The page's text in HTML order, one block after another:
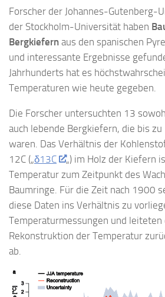
Forscher der Johannes-Gutenberg-
der Stockholm-Universität haben
Bergkiefern aus den spanischen
und interessante Ergebnisse
Jahrhunderts hat es
Temperaturen wie heute gegeben.
Die Forscher untersuchten 13
auch lebende Bergkiefern, die bis zu
waren. Das Verhältnis der
12C („δ13C
„) im Holz der Kiefern
Temperatur zum Zeitpunkt des
Baumringe. Für die Zeit nach 1900
diese Daten ins Verhältnis zu
Temperaturmessungen und leiteten
Rekonstruktion der Temperatur
ab.